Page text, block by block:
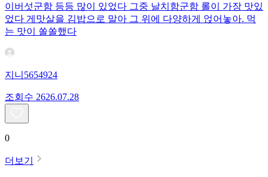
이버섯군함 등등 많이 있었다 그중 날치함군함 롤이 가장 맛있
었다 게맛살을 김밥으로 말아 그 위에 다양하게 얹어놓아. 먹
는 맛이 쏠쏠했다
지니5654924
조회수 2626.07.28
0
더보기